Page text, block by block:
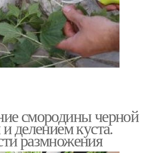
смородины черной
делением куста.
размножения